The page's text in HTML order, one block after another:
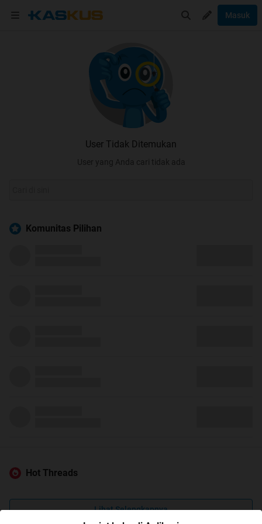
Masuk
User Tidak Ditemukan
User yang Anda cari tidak ada
Komunitas Pilihan
Hot Threads
Lihat Selengkapnya